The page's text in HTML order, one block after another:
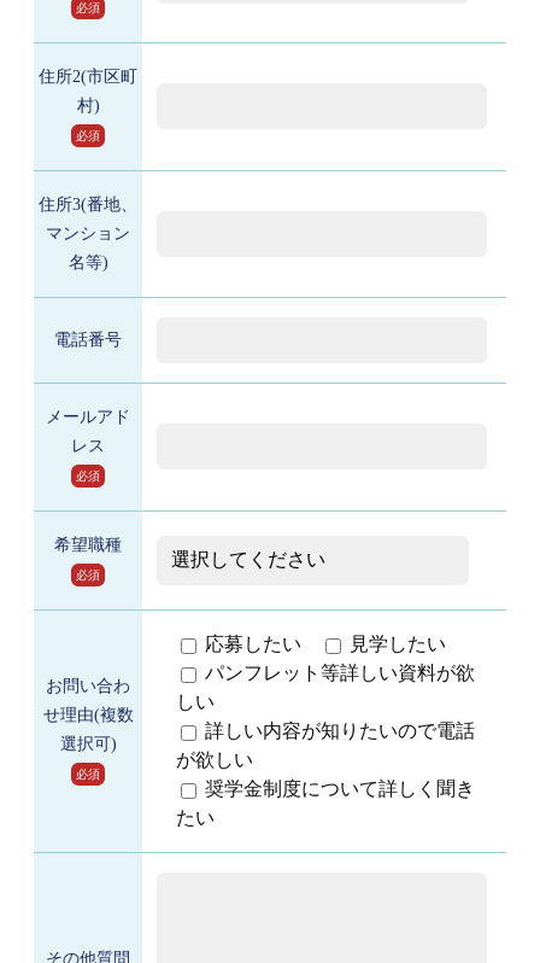
必須
住所2(市区町
村)
必須
住所3(番地、
マンション
名等)
電話番号
メールアド
レス
必須
希望職種
必須
お問い合わ
せ理由(複数
選択可)
必須
応募したい
見学したい
パンフレット等詳しい資料が欲
しい
詳しい内容が知りたいので電話
が欲しい
奨学金制度について詳しく聞き
たい
その他質問